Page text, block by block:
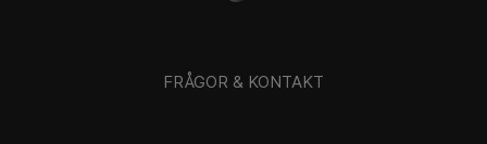
FRÅGOR & KONTAKT